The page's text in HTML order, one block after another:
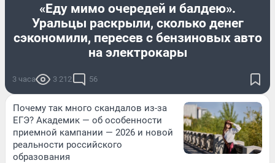
«Еду мимо очередей и балдею».
Уральцы раскрыли, сколько денег
сэкономили, пересев с бензиновых авто
на электрокары
3 часа 3 212 56
Почему так много скандалов из-за
ЕГЭ? Академик — об особенности
приемной кампании — 2026 и новой
реальности российского
образования